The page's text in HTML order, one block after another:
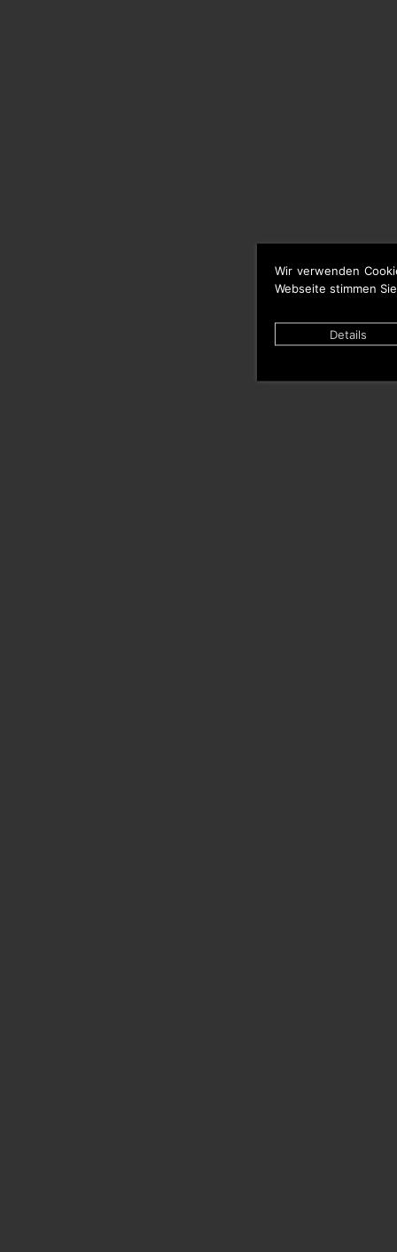
Wir verwenden
Webseite stimmen
Details